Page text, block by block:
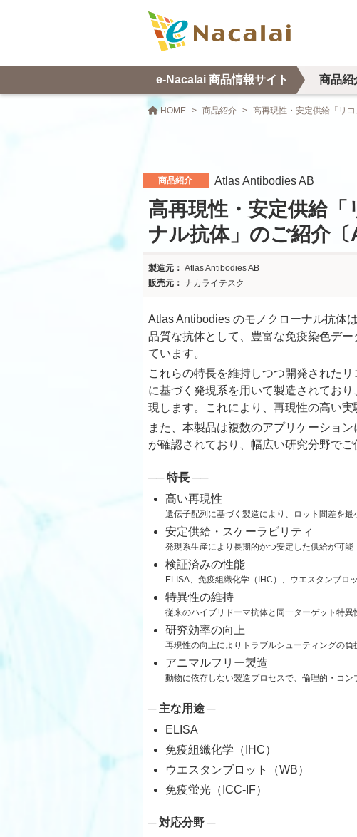
e-Nacalai 商品情報サイト 商品紹
HOME 商品紹介 高再現性・安定供給「リ
商品紹介 Atlas Antibodies AB
高再現性・安定供給
ナル抗体」のご紹介
Atlas Antibodies AB
ナカライテスク
Atlas Antibodies のモノクローナル抗体
品質な抗体として、豊富な免疫染色デ
ています。
これらの特長を維持しつつ開発された
に基づく発現系を用いて製造されてお
現します。これにより、再現性の高い実
また、本製品は複数のアプリケーショ
が確認されており、幅広い研究分野でご
── 特長 ──
高い再現性
遺伝子配列に基づく製造により、ロット間差を最
安定供給・スケーラビリティ
発現系生産により長期的かつ安定した供給が可能
検証済みの性能
ELISA、免疫組織化学（IHC）、ウエスタンブロ
特異性の維持
従来のハイブリドーマ抗体と同一ターゲット特異
研究効率の向上
再現性の向上によりトラブルシューティングの負
アニマルフリー製造
動物に依存しない製造プロセスで、倫理的・コン
─ 主な用途 ─
ELISA
免疫組織化学（IHC）
ウエスタンブロット（WB）
免疫蛍光（ICC-IF）
─ 対応分野 ─